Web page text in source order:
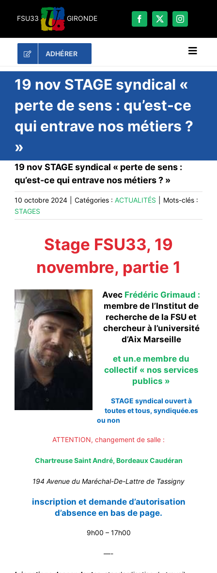
FSU33 GIRONDE
ADHÉRER
RECHERCHER:
LES UNES
#ACTUALITÉS
DOSSIERS
PUBLICATIONS
CONTACT
#FORMATION
#COMMUNIQUÉS
#MÉDIAS
#DÉBATS
#PRESSE
19 nov STAGE syndical «
perte de sens : qu’est-ce
qui entrave nos métiers ?
»
19 nov STAGE syndical « perte de sens :
qu’est-ce qui entrave nos métiers ? »
10 octobre 2024 Catégories : ACTUALITÉS
Mots-clés :
STAGES
Stage FSU33, 19
novembre, partie 1
Avec Frédéric Grimaud :
membre de l’Institut de
recherche de la FSU et
chercheur à l’université
d’Aix Marseille
et un.e membre du
collectif « nos services
publics »
STAGE syndical ouvert à
toutes et tous, syndiquée.es
ou non
ATTENTION, changement de salle :
Chartreuse Saint André, Bordeaux Caudéran
194 Avenue du Maréchal-De-Lattre de Tassigny
inscription et demande d’autorisation
d’absence en bas de page.
9h00 – 17h00
—-